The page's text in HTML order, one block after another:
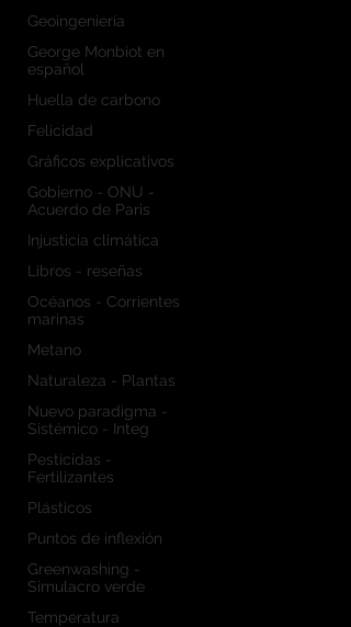
Geoingeniería
George Monbiot en
español
Huella de carbono
Felicidad
Gráficos explicativos
Gobierno - ONU -
Acuerdo de Paris
Injusticia climática
Libros - reseñas
Océanos - Corrientes
marinas
Metano
Naturaleza - Plantas
Nuevo paradigma -
Sistémico - Integ
Pesticidas -
Fertilizantes
Plásticos
Puntos de inflexión
Greenwashing -
Simulacro verde
Temperatura